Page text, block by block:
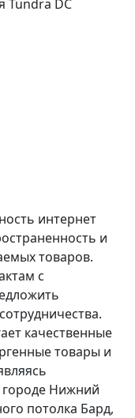
Tundra DC
интернет
и
товаров.
с
качественные
товары и
Нижний
потолка Бард,